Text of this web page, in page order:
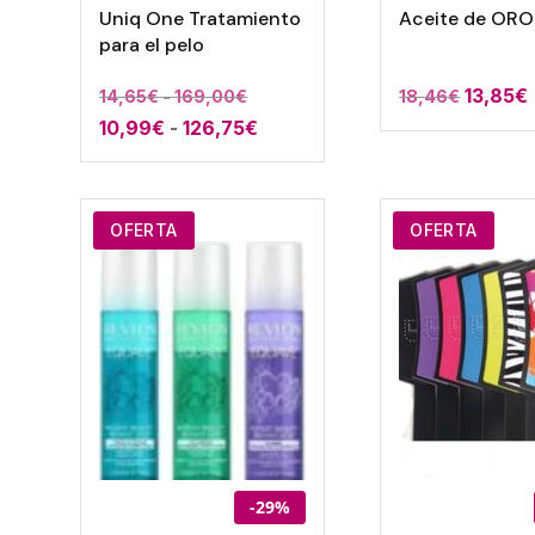
Uniq One Tratamiento
para el pelo
14,65€-169,00€Rango
de
precios:
10,99€ - 126,75€
de
10,99€
126,75€
Aceite de
18,46€ 13,85€
OFERTA
-29%
OFERTA